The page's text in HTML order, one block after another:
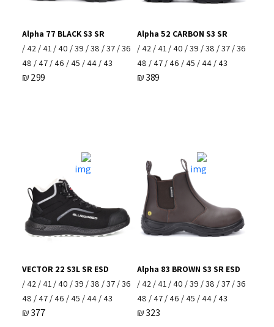
Alpha 52 CARBON S3 SR
36 / 37 / 38 / 39 / 40 / 41 / 42 /
43 / 44 / 45 / 46 / 47 / 48
389
₪
Alpha 77 BLACK S3 SR
36 / 37 / 38 / 39 / 40 / 41 / 42 /
43 / 44 / 45 / 46 / 47 / 48
299
₪
Alpha 83 BROWN S3 SR ESD
36 / 37 / 38 / 39 / 40 / 41 / 42 /
43 / 44 / 45 / 46 / 47 / 48
323
₪
VECTOR 22 S3L SR ESD
36 / 37 / 38 / 39 / 40 / 41 / 42 /
43 / 44 / 45 / 46 / 47 / 48
377
₪